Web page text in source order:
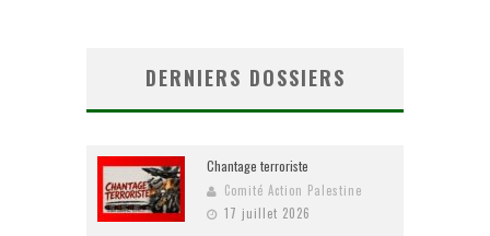
DERNIERS DOSSIERS
Chantage terroriste
Comité Action Palestine
17 juillet 2026